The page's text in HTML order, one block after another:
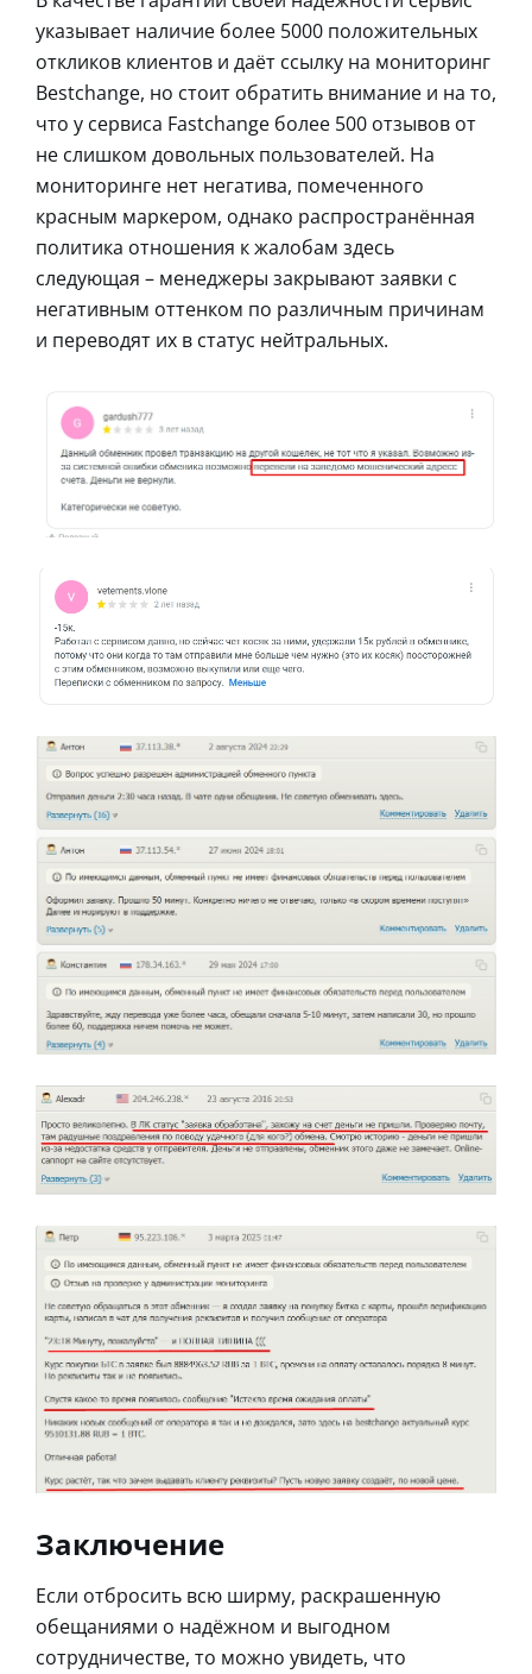
указывает наличие более 5000 положительных
откликов клиентов и даёт ссылку на мониторинг
Bestchange, но стоит обратить внимание и на то,
что у сервиса Fastchange более 500 отзывов от
не слишком довольных пользователей. На
мониторинге нет негатива, помеченного
красным маркером, однако распространённая
политика отношения к жалобам здесь
следующая – менеджеры закрывают заявки с
негативным оттенком по различным причинам
и переводят их в статус нейтральных.
Заключение
Если отбросить всю ширму, раскрашенную
обещаниями о надёжном и выгодном
сотрудничестве, то можно увидеть, что